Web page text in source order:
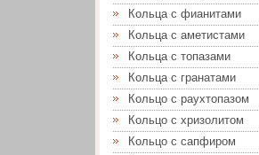
Кольца с фианитами
Кольца с аметистами
Кольца с топазами
Кольца с гранатами
Кольцо с раухтопазом
Кольцо с хризолитом
Кольцо с сапфиром